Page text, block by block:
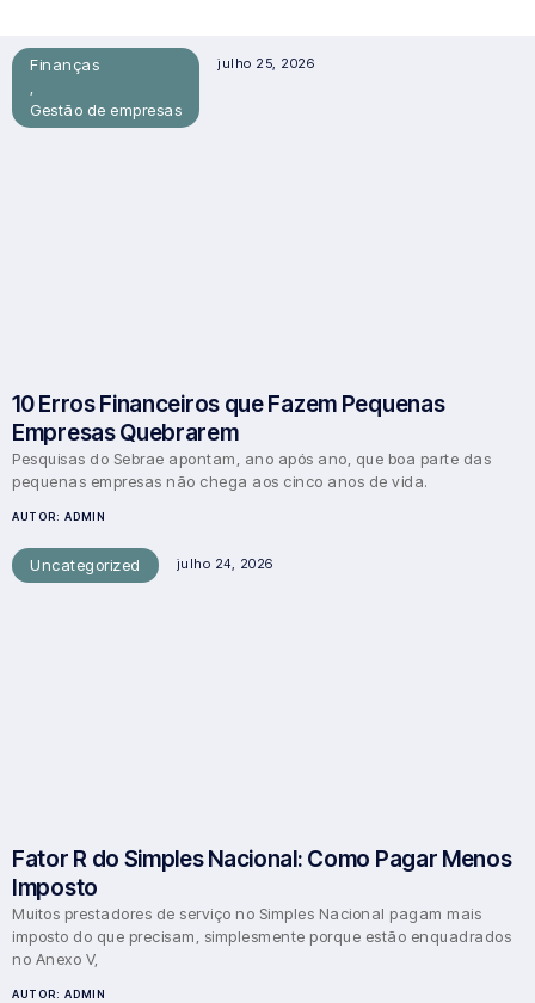
Finanças
Gestão de empresas
julho 25, 2026
10 Erros Financeiros que Fazem Pequenas
Empresas Quebrarem
Pesquisas do Sebrae apontam, ano após ano, que boa parte das
pequenas empresas não chega aos cinco anos de vida.
AUTOR: ADMIN
Uncategorized julho 24, 2026
Fator R do Simples Nacional: Como Pagar Menos
Imposto
Muitos prestadores de serviço no Simples Nacional pagam mais
imposto do que precisam, simplesmente porque estão enquadrados
no Anexo V,
AUTOR: ADMIN